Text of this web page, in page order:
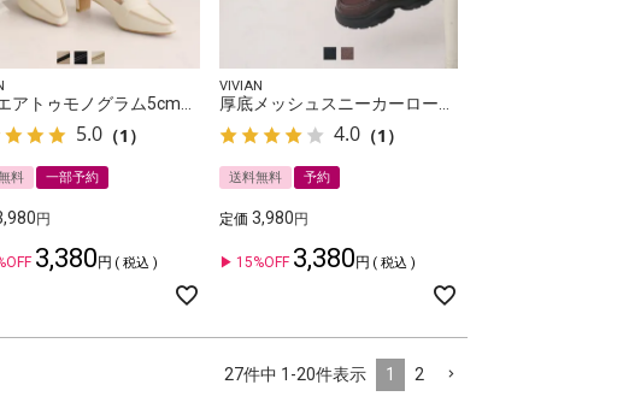
5.0 （1）
料 一部予約
3,380 税込
VIVIAN
4.0 （1）
送料無料 予約
定価 3,980
15%OFF 3,380 税込
27件中 1 -20件表示 1 2